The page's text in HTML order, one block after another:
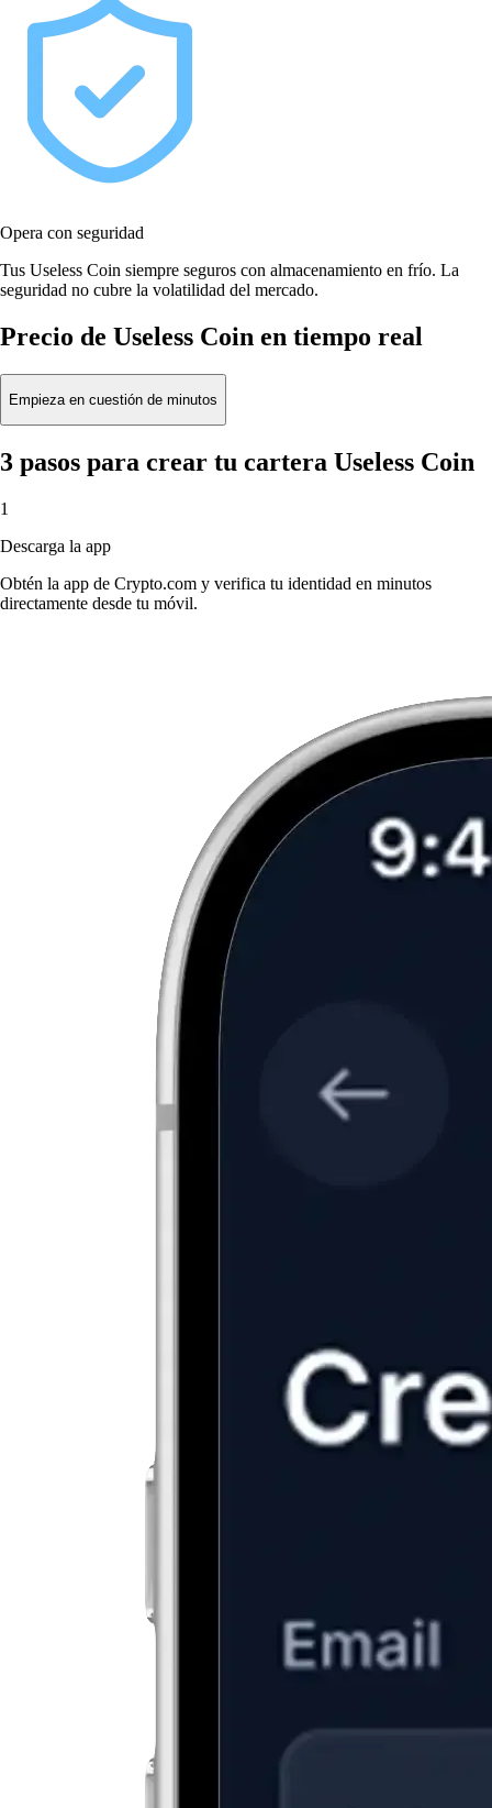
Opera con seguridad
Tus Useless Coin siempre seguros con almacenamiento en frío. La
seguridad no cubre la volatilidad del mercado.
Precio de Useless Coin en tiempo real
Empieza en cuestión de minutos
3 pasos para crear tu cartera Useless Coin
1
Descarga la app
Obtén la app de Crypto.com y verifica tu identidad en minutos
directamente desde tu móvil.